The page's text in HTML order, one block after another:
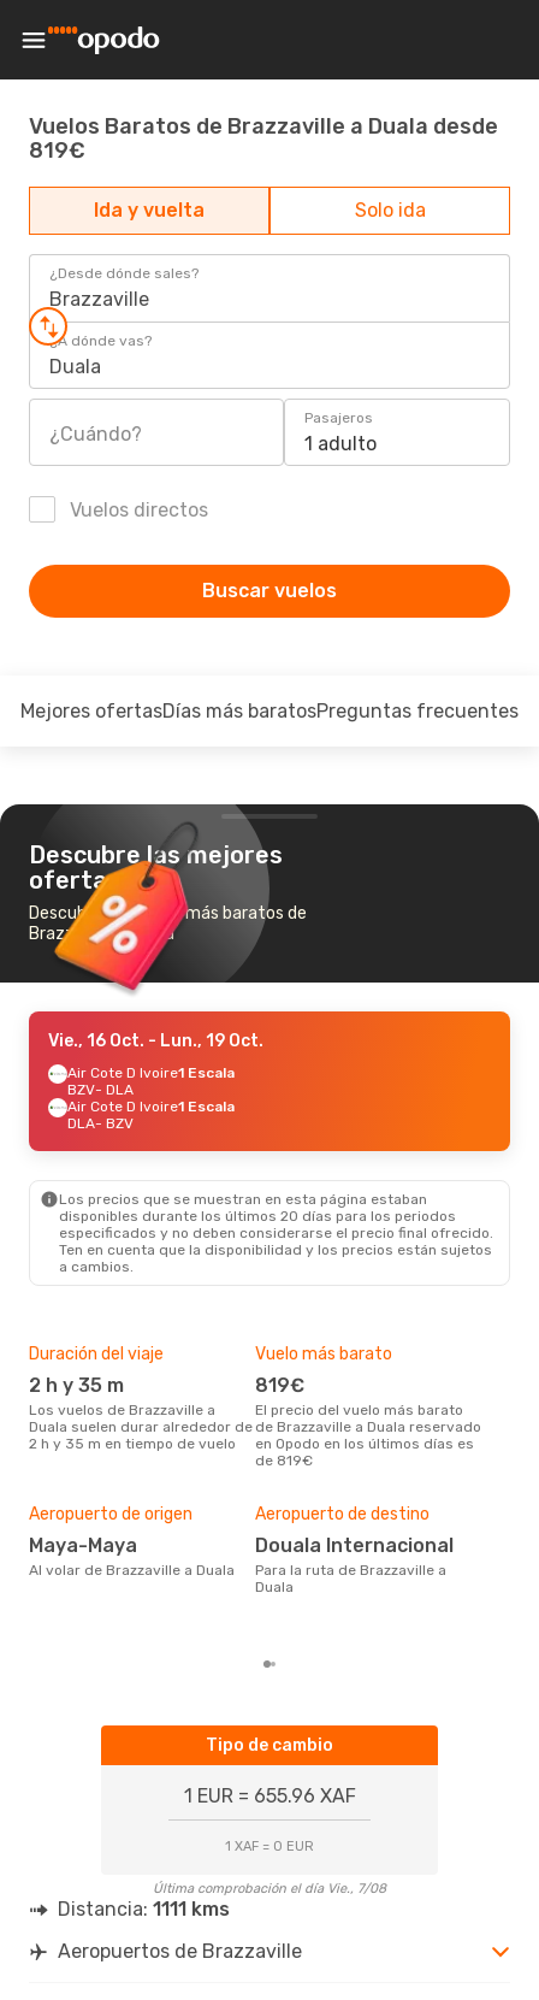
Vuelos Baratos de Brazzaville a Duala desde
819€
Ida y vuelta Solo ida
¿Desde dónde sales?
Brazzaville
¿A dónde vas?
Duala
¿Cuándo?
Pasajeros
1 adulto
Vuelos directos
Buscar vuelos
Mejores ofertasDías más baratosPreguntas frecuentes
Descubre las mejores
ofertas
Descubre los vuelos más baratos de
Brazzaville a Duala
Vie., 16 Oct. - Lun., 19 Oct.
Air Cote D Ivoire1 Escala
BZV- DLA
Air Cote D Ivoire1 Escala
DLA- BZV
Los precios que se muestran en esta página estaban
disponibles durante los últimos 20 días para los periodos
especificados y no deben considerarse el precio final ofrecido.
Ten en cuenta que la disponibilidad y los precios están sujetos
a cambios.
Duración del viaje
2 h y 35 m
Los vuelos de Brazzaville a
Duala suelen durar alrededor de
2 h y 35 m en tiempo de vuelo
Vuelo más barato
819€
El precio del vuelo más barato
de Brazzaville a Duala reservado
en Opodo en los últimos días es
de 819€
Aeropuerto de origen
Maya-Maya
Al volar de Brazzaville a Duala
Aeropuerto de destino
Douala Internacional
Para la ruta de Brazzaville a
Duala
Tipo de cambio
1 EUR = 655.96 XAF
1 XAF = 0 EUR
Última comprobación el día Vie., 7/08
Distancia: 1111 kms
Aeropuertos de Brazzaville